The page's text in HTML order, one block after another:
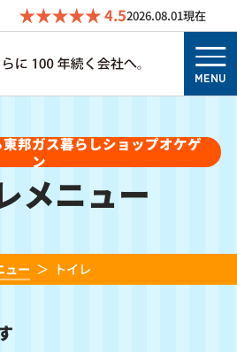
4.52026.08.01現在
MENU
邦ガス暮らしショップオケゲ
ン
メニュー
ュー トイレ